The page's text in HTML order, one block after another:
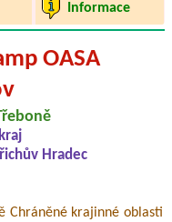
Informace
OASA
Hradec
Chráněné krajinné oblasti